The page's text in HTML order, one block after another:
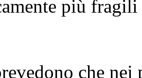
più
che nei